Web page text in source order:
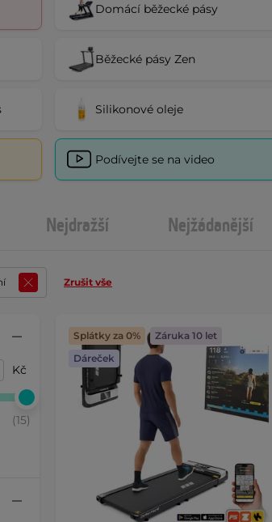
Domácí běžecké pásy
Běžecké pásy Zen
Silikonové oleje
Podívejte se na video
Nejdražší Nejžádanější
Zrušit vše
Kč
(15)
Splátky za 0%
Záruka 10 let
Dáreček